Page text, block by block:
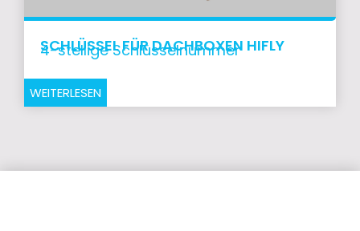
SCHLÜSSEL FÜR DACHBOXEN HIFLY
4-stellige Schlüsselnummer
WEITERLESEN